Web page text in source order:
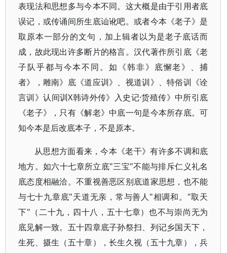
表现法和思想多与今本不同。这大概是由于引用者底
误记，或传诵间所生底讪讹吧。或者今本《老子》是
取原本一部分的文句，加上辑者以为是老子底话而
成，故此现出许多断片的格言。汉代著作所引底《老
子队乎都与今本不同。如《韩非》底懈老》、捕
者》，雕南》底《道应训》、视道训》、特俗训《诠
言训》认间训X韩诗外传》入史记·货殖传》中所引底
《老子》，只有《解老》中底一句是今本所存底。可
知今本是后改底本子，不是原本。
从思想方面看来，今本《老干》有许多不调和底
地方。如六十七章所立底"三宝"不能与排斥仁义礼名
底态度相融洽。不重视善恶区别底道家思想，也不能
与七十九章底"天道无亲，常与善人"相调和。"取天
下"（二十九，四十八，五十七章）也不与崇尚无为
底见解一致。五十四章底子孙祭扫、列记乡国天下，
生死、摄生（五十章），长生久视（五十九章），兵